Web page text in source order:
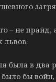
– не прайд,
львов.
была в два
бы